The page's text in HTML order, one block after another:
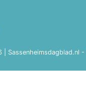
Sassenheimsdagblad.nl -